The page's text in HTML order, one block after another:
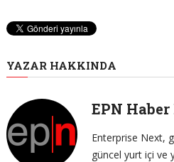
YAZAR HAKKINDA
EPN
Enterprise Next,
güncel yurt içi ve